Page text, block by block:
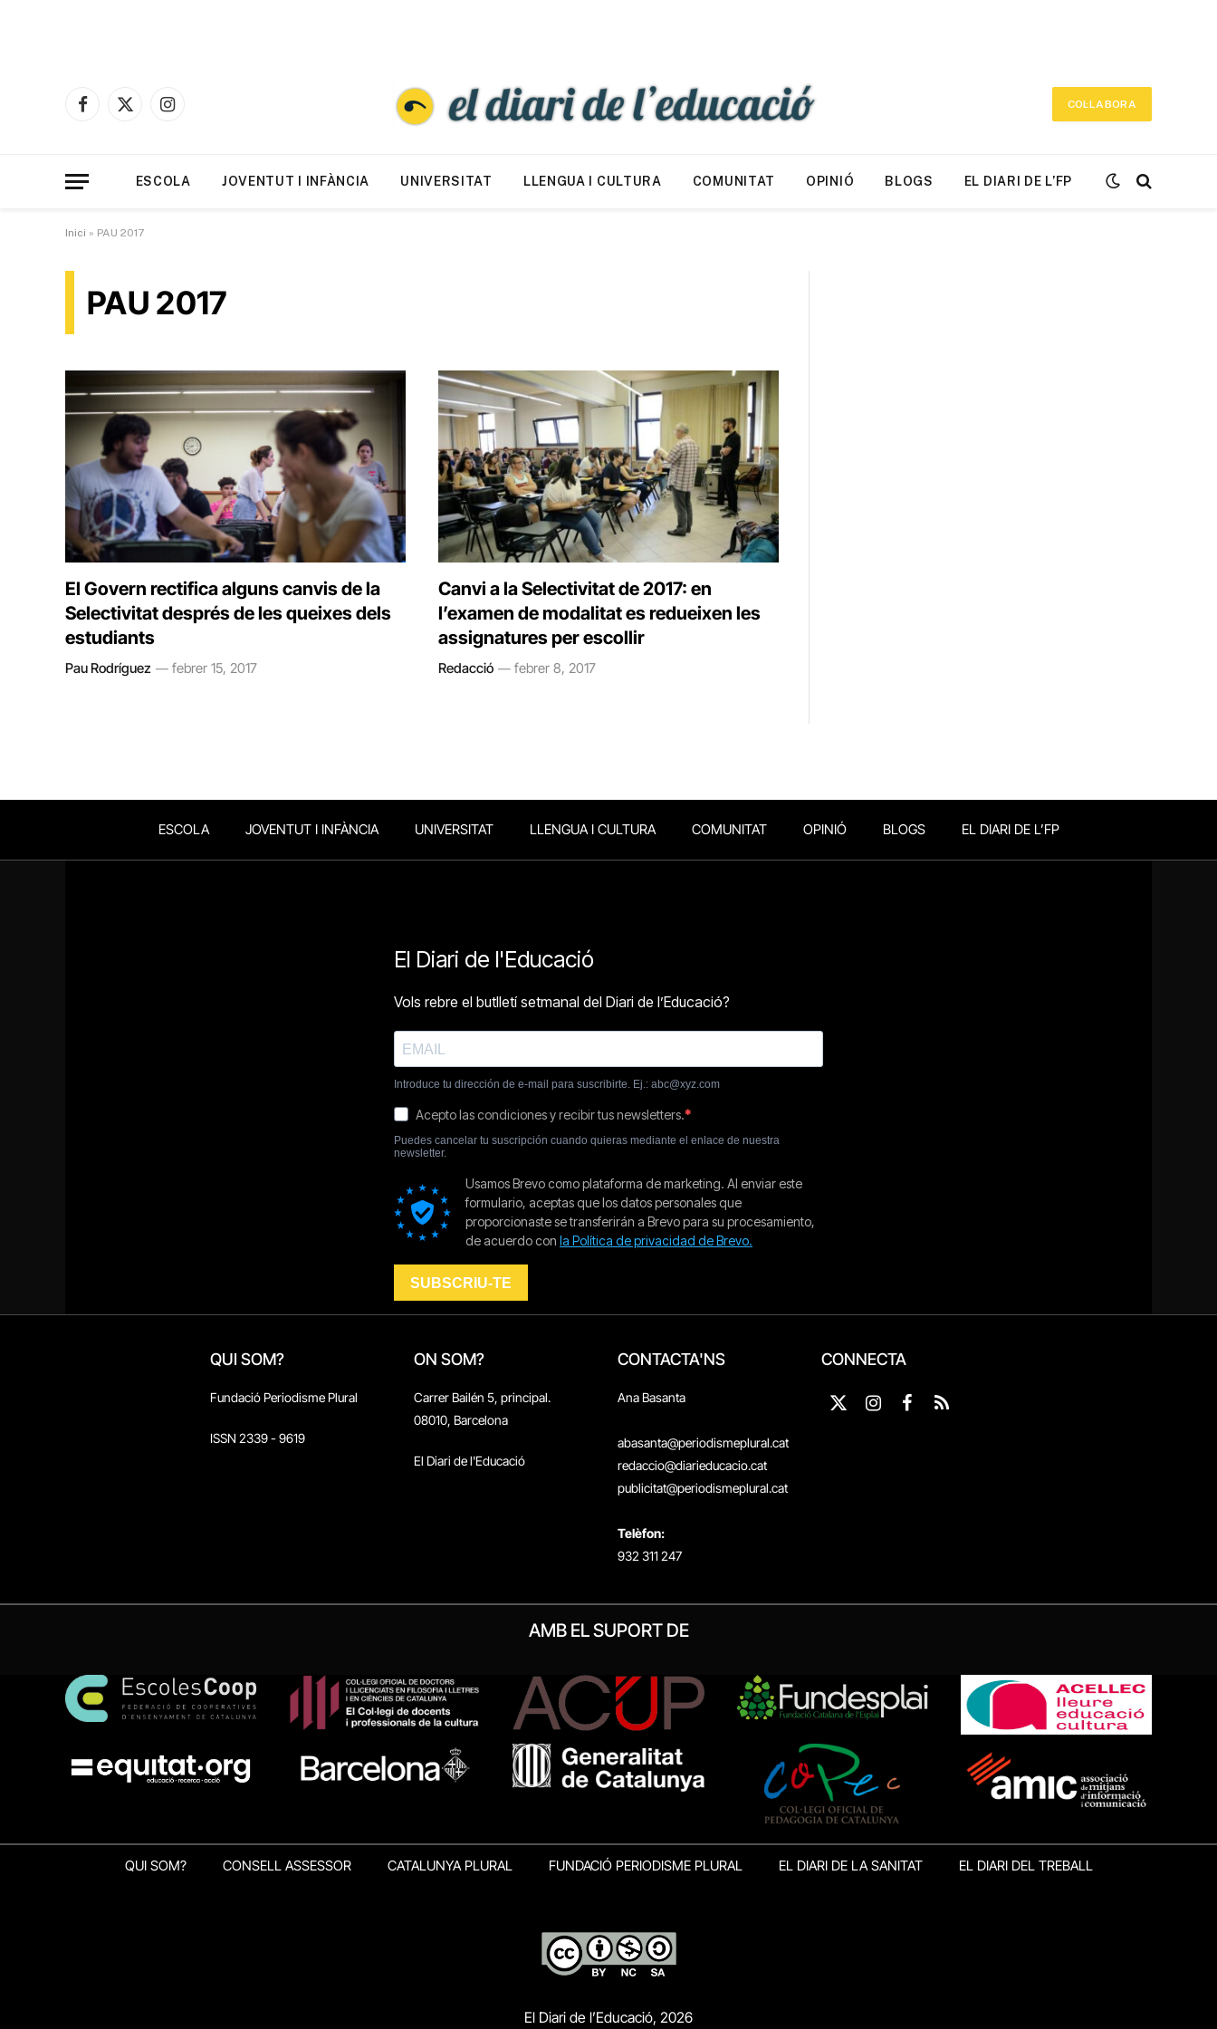
Facebook
X
Instagram
COL·LABORA
ESCOLA JOVENTUT I INFÀNCIA UNIVERSITAT LLENGUA I CULTURA COMUNITAT OPINIÓ BLOGS EL DIARI DE L’FP
Inici » PAU 2017
PAU 2017
El Govern rectifica alguns canvis de la
Selectivitat després de les queixes dels
estudiants
Pau Rodríguez febrer 15, 2017
Canvi a la Selectivitat de 2017: en
l’examen de modalitat es redueixen les
assignatures per escollir
Redacció febrer 8, 2017
ESCOLA JOVENTUT I INFÀNCIA UNIVERSITAT LLENGUA I CULTURA COMUNITAT OPINIÓ BLOGS EL DIARI DE L’FP
QUI SOM?
Fundació Periodisme Plural
ISSN 2339 - 9619
ON SOM?
Carrer Bailén 5, principal.
08010, Barcelona
El Diari de l'Educació
CONTACTA'NS
Ana Basanta
abasanta@periodismeplural.cat
redaccio@diarieducacio.cat
publicitat@periodismeplural.cat
Telèfon:
932 311 247
CONNECTA
X
Instagram
Facebook
RSS
AMB EL SUPORT DE
QUI SOM? CONSELL ASSESSOR CATALUNYA PLURAL FUNDACIÓ PERIODISME PLURAL EL DIARI DE LA SANITAT EL DIARI DEL TREBALL
El Diari de l’Educació, 2026